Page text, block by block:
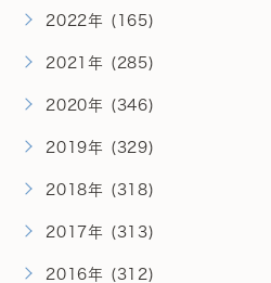
2022年 (165)
2021年 (285)
2020年 (346)
2019年 (329)
2018年 (318)
2017年 (313)
2016年 (312)